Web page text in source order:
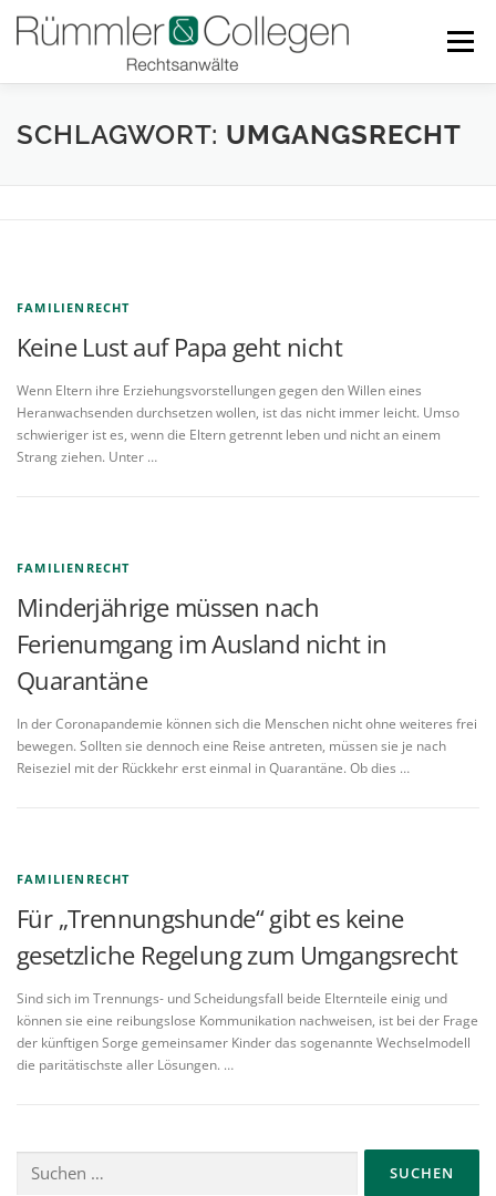
Inhalt
Menü
RECHTSGEBIETE BLOG TEAM LINKS
SCHLAGWORT: UMGANGSRECHT
FAMILIENRECHT
Keine Lust auf Papa geht nicht
Wenn Eltern ihre Erziehungsvorstellungen gegen den Willen eines
Heranwachsenden durchsetzen wollen, ist das nicht immer leicht. Umso
schwieriger ist es, wenn die Eltern getrennt leben und nicht an einem
Strang ziehen. Unter …
FAMILIENRECHT
Minderjährige müssen nach
Ferienumgang im Ausland nicht in
Quarantäne
In der Coronapandemie können sich die Menschen nicht ohne weiteres frei
bewegen. Sollten sie dennoch eine Reise antreten, müssen sie je nach
Reiseziel mit der Rückkehr erst einmal in Quarantäne. Ob dies …
FAMILIENRECHT
Für „Trennungshunde“ gibt es keine
gesetzliche Regelung zum Umgangsrecht
Sind sich im Trennungs- und Scheidungsfall beide Elternteile einig und
können sie eine reibungslose Kommunikation nachweisen, ist bei der Frage
der künftigen Sorge gemeinsamer Kinder das sogenannte Wechselmodell
die paritätischste aller Lösungen. …
nach: